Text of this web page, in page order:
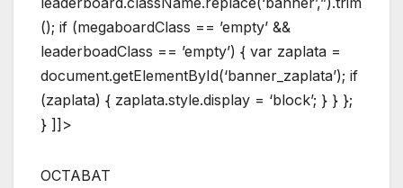
(); if (megaboardClass == ’empty’ &&
leaderboadClass == ’empty’) { var zaplata =
document.getElementById(‘banner_zaplata’); if
(zaplata) { zaplata.style.display = ‘block’; } } };
} ]]>
ОСТАВАТ